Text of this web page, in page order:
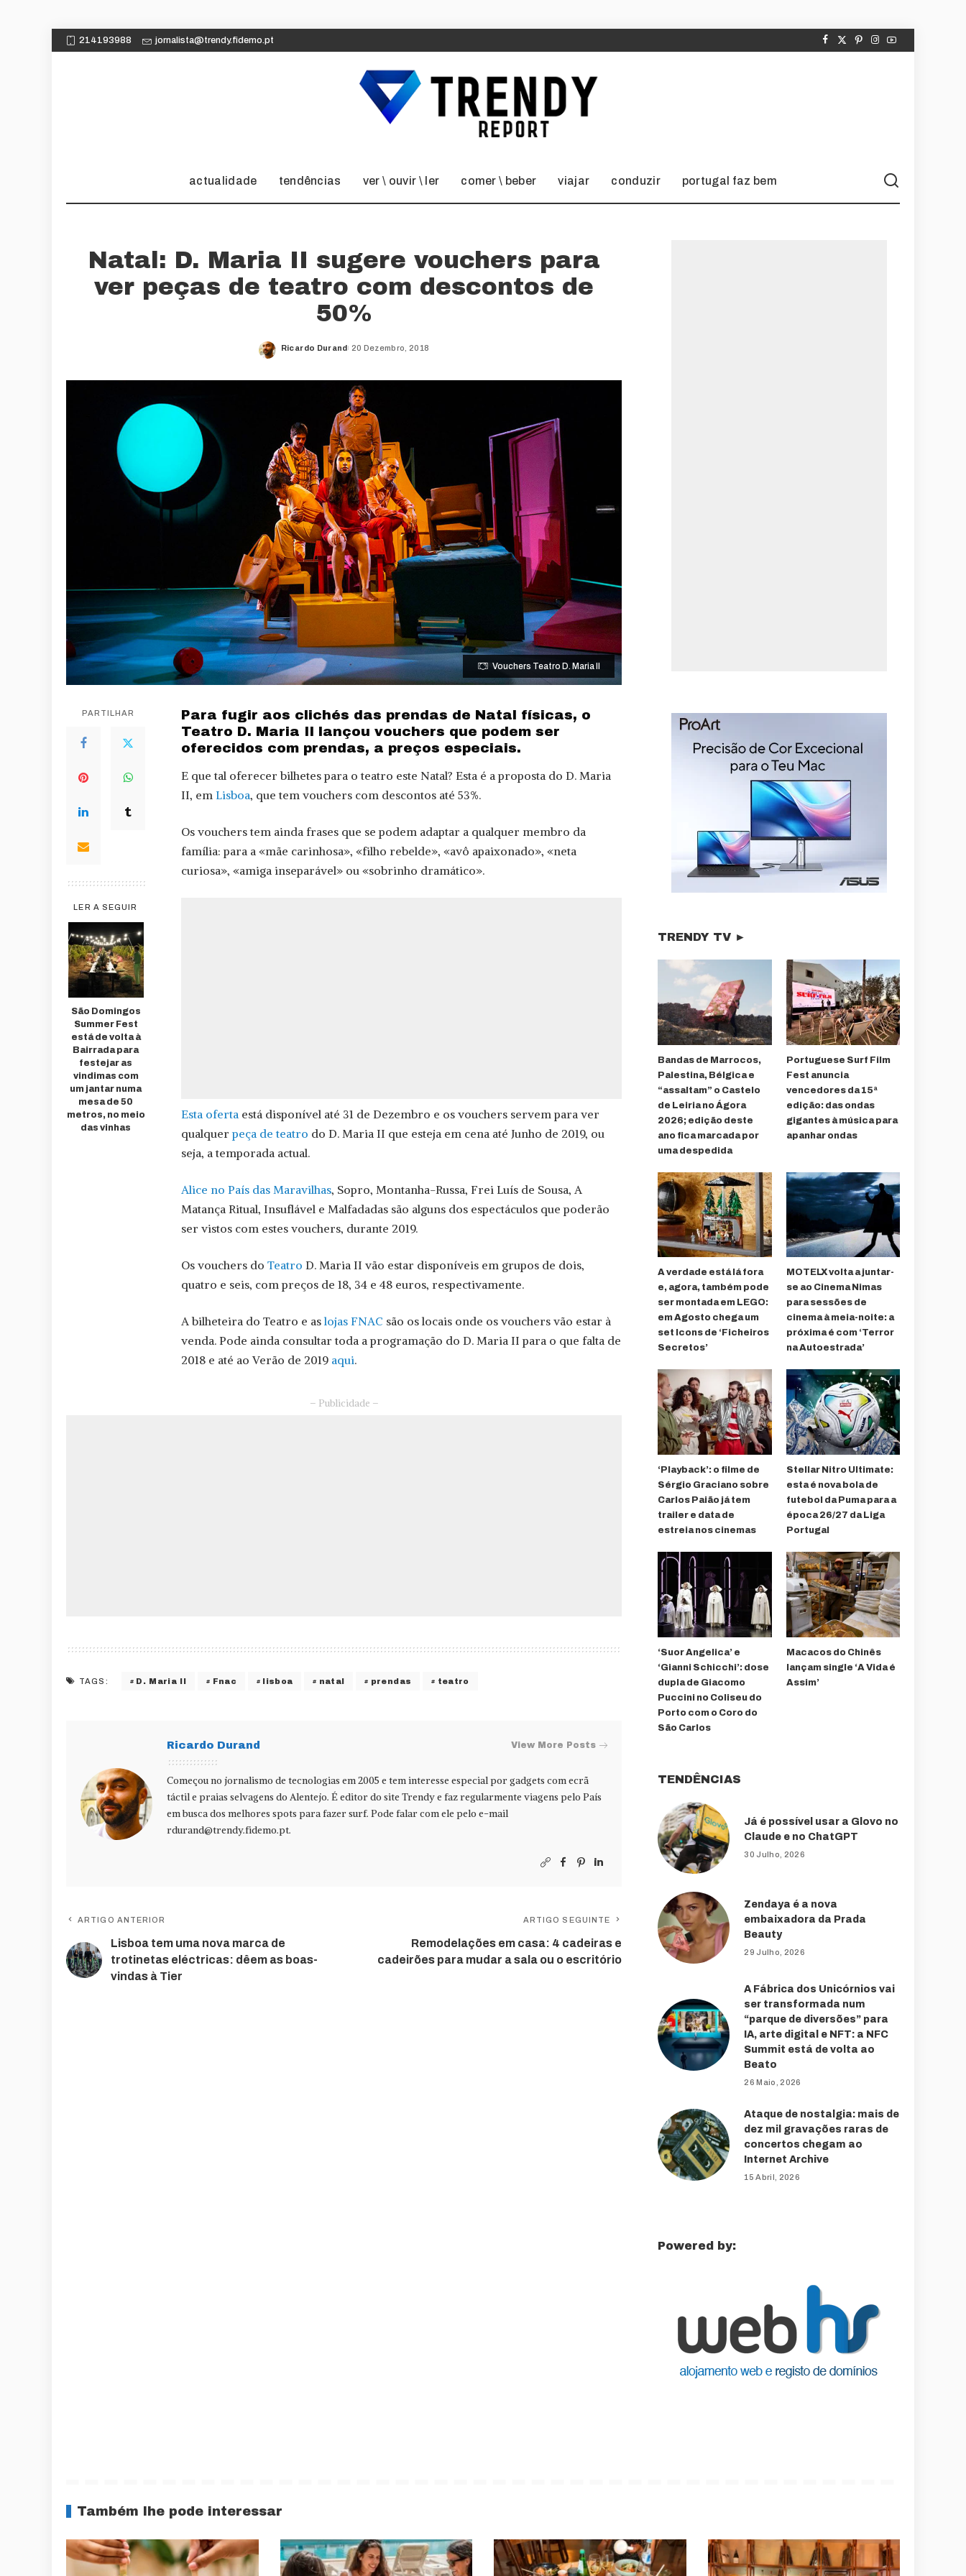
214193988 jornalista@trendy.fidemo.pt
actualidade tendências ver \ ouvir \ ler comer \ beber viajar conduzir portugal faz bem
Natal: D. Maria II sugere vouchers para
ver peças de teatro com descontos de
50%
Posted
Ricardo Durand 20 Dezembro, 2018
Vouchers Teatro D. Maria II
PARTILHAR
LER A SEGUIR
São Domingos
Summer Fest
está de volta à
Bairrada para
festejar as
vindimas com
um jantar numa
mesa de 50
metros, no meio
das vinhas
Para fugir aos clichés das prendas de Natal físicas, o
Teatro D. Maria II lançou vouchers que podem ser
oferecidos com prendas, a preços especiais.
E que tal oferecer bilhetes para o teatro este Natal? Esta é a proposta do D. Maria
II, em Lisboa, que tem vouchers com descontos até 53%.
Os vouchers tem ainda frases que se podem adaptar a qualquer membro da
família: para a «mãe carinhosa», «filho rebelde», «avô apaixonado», «neta
curiosa», «amiga inseparável» ou «sobrinho dramático».
Esta oferta está disponível até 31 de Dezembro e os vouchers servem para ver
qualquerpeça de teatro do D. Maria II que esteja em cena até Junho de 2019, ou
seja, a temporada actual.
Alice no País das Maravilhas, Sopro, Montanha-Russa, Frei Luís de Sousa, A
Matança Ritual, Insuflável e Malfadadas são alguns dos espectáculos que poderão
ser vistos com estes vouchers, durante 2019.
Os vouchers do Teatro D. Maria II vão estar disponíveis em grupos de dois,
quatro e seis, com preços de 18, 34 e 48 euros, respectivamente.
A bilheteira do Teatro e as lojas FNAC são os locais onde os vouchers vão estar à
venda. Pode ainda consultar toda a programação do D. Maria II para o que falta de
2018 e até ao Verão de 2019 aqui.
– Publicidade –
TAGS: D. Maria II Fnac lisboa natal prendas teatro
Ricardo Durand View More Posts
Começou no jornalismo de tecnologias em 2005 e tem interesse especial por gadgets com ecrã
táctil e praias selvagens do Alentejo. É editor do site Trendy e faz regularmente viagens pelo País
em busca dos melhores spots para fazer surf. Pode falar com ele pelo e-mail
rdurand@trendy.fidemo.pt.
ARTIGO ANTERIOR
Lisboa tem uma nova marca de
trotinetas eléctricas: dêem as boas-
vindas à Tier
ARTIGO SEGUINTE
Remodelações em casa: 4 cadeiras e
cadeirões para mudar a sala ou o escritório
TRENDY TV ►
Bandas de Marrocos,
Palestina, Bélgica e
“assaltam” o Castelo
de Leiria no Ágora
2026; edição deste
ano fica marcada por
uma despedida
Portuguese Surf Film
Fest anuncia
vencedores da 15ª
edição: das ondas
gigantes à música para
apanhar ondas
A verdade está lá fora
e, agora, também pode
ser montada em LEGO:
em Agosto chega um
set Icons de ‘Ficheiros
Secretos’
MOTELX volta a juntar-
se ao Cinema Nimas
para sessões de
cinema à meia-noite: a
próxima é com ‘Terror
na Autoestrada’
‘Playback’: o filme de
Sérgio Graciano sobre
Carlos Paião já tem
trailer e data de
estreia nos cinemas
Stellar Nitro Ultimate:
esta é nova bola de
futebol da Puma para a
época 26/27 da Liga
Portugal
‘Suor Angelica’ e
‘Gianni Schicchi’: dose
dupla de Giacomo
Puccini no Coliseu do
Porto com o Coro do
São Carlos
Macacos do Chinês
lançam single ‘A Vida é
Assim’
TENDÊNCIAS
Já é possível usar a Glovo no
Claude e no ChatGPT
30 Julho, 2026
Zendaya é a nova
embaixadora da Prada
Beauty
29 Julho, 2026
A Fábrica dos Unicórnios vai
ser transformada num
“parque de diversões” para
IA, arte digital e NFT: a NFC
Summit está de volta ao
Beato
26 Maio, 2026
Ataque de nostalgia: mais de
dez mil gravações raras de
concertos chegam ao
Internet Archive
15 Abril, 2026
Powered by:
Também lhe pode interessar